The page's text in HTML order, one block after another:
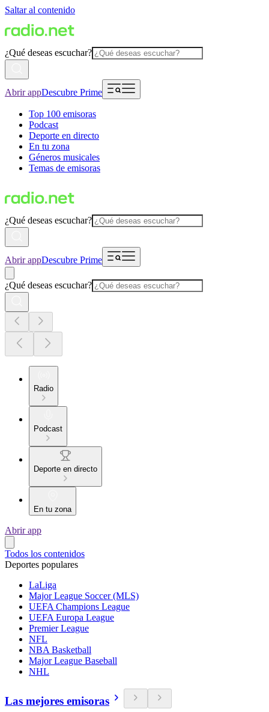
Saltar al contenido
¿Qué deseas escuchar?
Abrir appDescubre Prime
Top 100 emisoras
Podcast
Deporte en directo
En tu zona
Géneros musicales
Temas de emisoras
¿Qué deseas escuchar?
Abrir appDescubre Prime
¿Qué deseas escuchar?
Radio
Podcast
Deporte en directo
En tu zona
Abrir app
Todos los contenidos
Deportes populares
LaLiga
Major League Soccer (MLS)
UEFA Champions League
UEFA Europa League
Premier League
NFL
NBA Basketball
Major League Baseball
NHL
Las mejores emisoras